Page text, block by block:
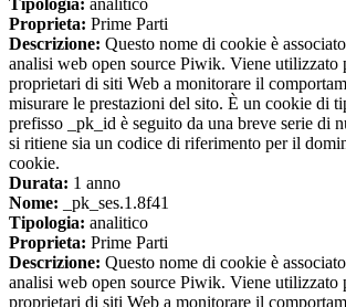
Tipologia: analitico
Proprieta: Prime Parti
Descrizione: Questo nome di cookie è
analisi web open source Piwik. Viene utilizzato
proprietari di siti Web a monitorare il
misurare le prestazioni del sito. È un cookie di
prefisso _pk_id è seguito da una breve serie di
si ritiene sia un codice di riferimento per il
cookie.
Durata: 1 anno
Nome: _pk_ses.1.8f41
Tipologia: analitico
Proprieta: Prime Parti
Descrizione: Questo nome di cookie è
analisi web open source Piwik. Viene utilizzato
proprietari di siti Web a monitorare il